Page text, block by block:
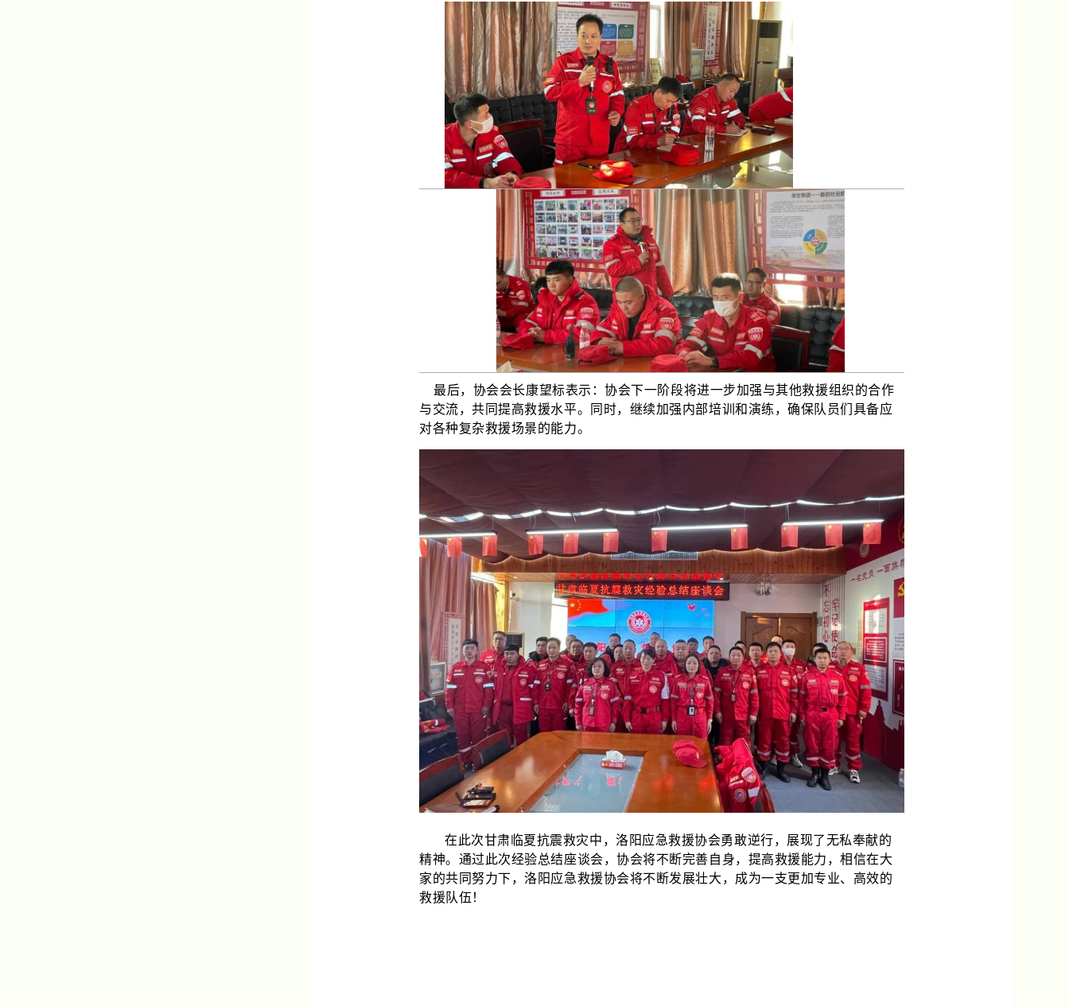
最后，协会会长康望标表示：协会下一阶段将进一步加强与其他救援组织的合作
与交流，共同提高救援水平。同时，继续加强内部培训和演练，确保队员们具备应
对各种复杂救援场景的能力。
在此次甘肃临夏抗震救灾中，洛阳应急救援协会勇敢逆行，展现了无私奉献的
精神。通过此次经验总结座谈会，协会将不断完善自身，提高救援能力，相信在大
家的共同努力下，洛阳应急救援协会将不断发展壮大，成为一支更加专业、高效的
救援队伍！